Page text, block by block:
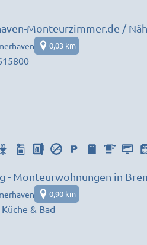
0,03 km
- Monteurwohnungen in
0,90 km
& Bad